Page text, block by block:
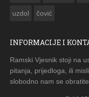
uzdol čović
INFORMACIJE I
Ramski Vjesnik stoji na
pitanja, prijedloga, ili
slobodno nam se